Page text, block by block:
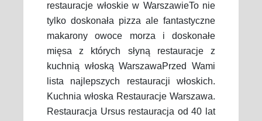
restauracje włoskie w WarszawieTo nie
tylko doskonała pizza ale fantastyczne
makarony owoce morza i doskonałe
mięsa z których słyną restauracje z
kuchnią włoską WarszawaPrzed Wami
lista najlepszych restauracji włoskich.
Kuchnia włoska Restauracje Warszawa.
Restauracja Ursus restauracja od 40 lat